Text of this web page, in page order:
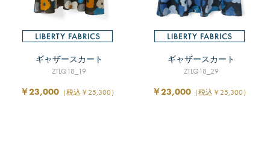
ギャザースカート
ZTLQ18_19
￥23,000 （税込￥25,300）
ギャザースカート
ZTLQ18_29
￥23,000 （税込￥25,300）